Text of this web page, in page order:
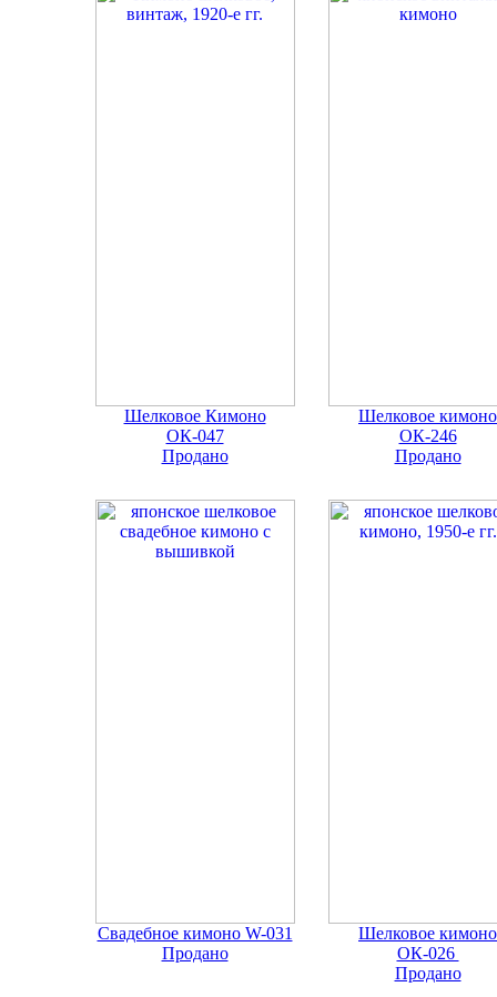
Шелковое Кимоно
ОК-047
Продано
Шелковое кимоно
ОК-246
Продано
Свадебное кимоно W-031
Продано
Шелковое кимоно
ОК-026
Продано